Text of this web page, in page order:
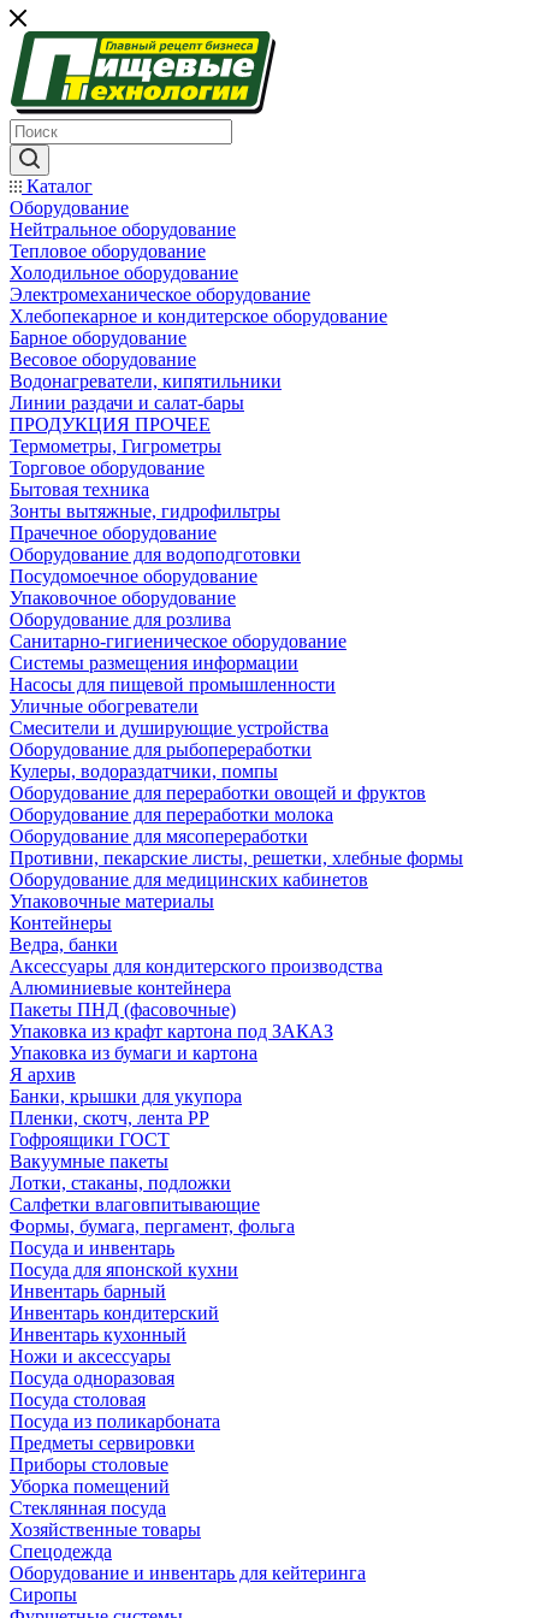
Каталог
Оборудование
Нейтральное оборудование
Тепловое оборудование
Холодильное оборудование
Электромеханическое оборудование
Хлебопекарное и кондитерское оборудование
Барное оборудование
Весовое оборудование
Водонагреватели, кипятильники
Линии раздачи и салат-бары
ПРОДУКЦИЯ ПРОЧЕЕ
Термометры, Гигрометры
Торговое оборудование
Бытовая техника
Зонты вытяжные, гидрофильтры
Прачечное оборудование
Оборудование для водоподготовки
Посудомоечное оборудование
Упаковочное оборудование
Оборудование для розлива
Санитарно-гигиеническое оборудование
Системы размещения информации
Насосы для пищевой промышленности
Уличные обогреватели
Смесители и душирующие устройства
Оборудование для рыбопереработки
Кулеры, водораздатчики, помпы
Оборудование для переработки овощей и фруктов
Оборудование для переработки молока
Оборудование для мясопереработки
Противни, пекарские листы, решетки, хлебные формы
Оборудование для медицинских кабинетов
Упаковочные материалы
Контейнеры
Ведра, банки
Аксессуары для кондитерского производства
Алюминиевые контейнера
Пакеты ПНД (фасовочные)
Упаковка из крафт картона под ЗАКАЗ
Упаковка из бумаги и картона
Я архив
Банки, крышки для укупора
Пленки, скотч, лента РР
Гофроящики ГОСТ
Вакуумные пакеты
Лотки, стаканы, подложки
Салфетки влаговпитывающие
Формы, бумага, пергамент, фольга
Посуда и инвентарь
Посуда для японской кухни
Инвентарь барный
Инвентарь кондитерский
Инвентарь кухонный
Ножи и аксессуары
Посуда одноразовая
Посуда столовая
Посуда из поликарбоната
Предметы сервировки
Приборы столовые
Уборка помещений
Стеклянная посуда
Хозяйственные товары
Спецодежда
Оборудование и инвентарь для кейтеринга
Сиропы